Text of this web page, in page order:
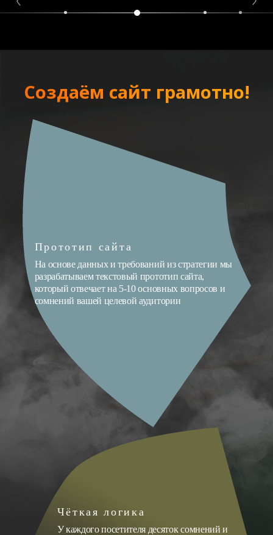
Создаём сайт грамотно!
Прототип сайта
На основе данных и требований из стратегии мы
разрабатываем текстовый прототип сайта,
который отвечает на 5-10 основных вопросов и
сомнений вашей целевой аудитории
Чёткая логика
У каждого посетителя десяток сомнений и